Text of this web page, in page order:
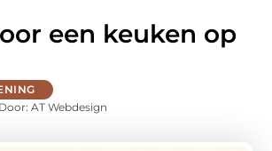
een keuken op
AT Webdesign